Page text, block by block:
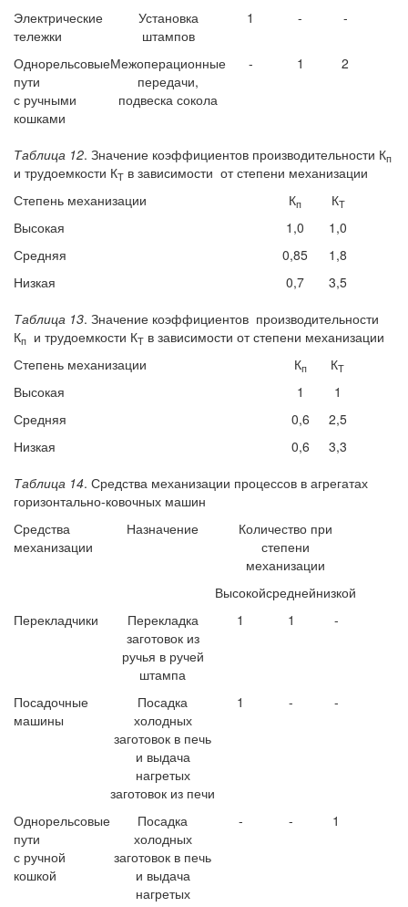
Электрические
тележки
Установка
штампов
1 - -
Однорельсовые
пути
с ручными
кошками
Межоперационные
передачи,
подвеска сокола
- 1 2
Таблица 12. Значение коэффициентов производительности Кп
и трудоемкости КТ в зависимости от степени механизации
Степень механизации
Кп КТ
Высокая 1,0
1,0
Средняя
0,85
1,8
Низкая
0,7
3,5
Таблица 13. Значение коэффициентов производительности
Кп и трудоемкости КТ в зависимости от степени механизации
Степень механизации
Кп КТ
Высокая 1
1
Средняя
0,6
2,5
Низкая
0,6
3,3
Таблица 14. Средства механизации процессов в агрегатах
горизонтально-ковочных машин
Средства
механизации
Назначение
Количество при
степени
механизации
Высокойсреднейнизкой
Перекладчики
Перекладка
заготовок из
ручья в ручей
штампа
1 1 -
Посадочные
машины
Посадка
холодных
заготовок в печь
и выдача
нагретых
заготовок из печи
1 - -
Однорельсовые
пути
с ручной
кошкой
Посадка
холодных
заготовок в печь
и выдача
нагретых
- - 1